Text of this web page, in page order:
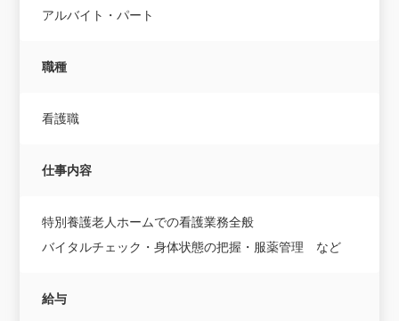
アルバイト・パート
職種
看護職
仕事内容
特別養護老人ホームでの看護業務全般
バイタルチェック・身体状態の把握・服薬管理 など
給与